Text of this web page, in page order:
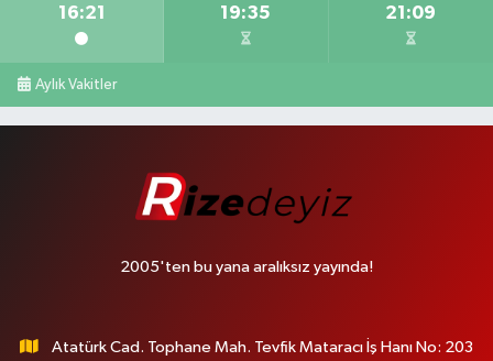
16:21 19:35 21:09
Aylık Vakitler
2005'ten bu yana aralıksız yayında!
Atatürk Cad. Tophane Mah. Tevfik Mataracı İş Hanı No: 203